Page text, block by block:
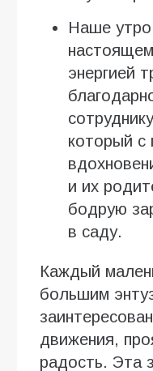
Наше утро
энергией
который с
и их
бодрую
в саду.
Каждый
большим
движения,
радость. Эта